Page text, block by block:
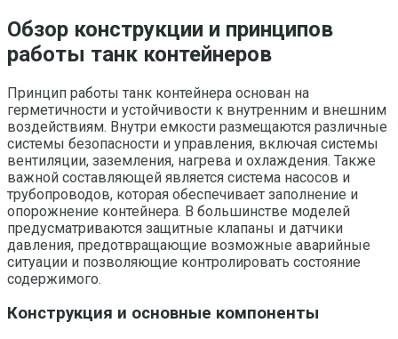
Обзор конструкции и принципов
работы танк контейнеров
Принцип работы танк контейнера основан на
герметичности и устойчивости к внутренним и внешним
воздействиям. Внутри емкости размещаются различные
системы безопасности и управления, включая системы
вентиляции, заземления, нагрева и охлаждения. Также
важной составляющей является система насосов и
трубопроводов, которая обеспечивает заполнение и
опорожнение контейнера. В большинстве моделей
предусматриваются защитные клапаны и датчики
давления, предотвращающие возможные аварийные
ситуации и позволяющие контролировать состояние
содержимого.
Конструкция и основные компоненты